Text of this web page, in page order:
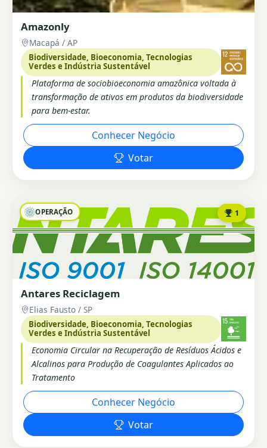
Amazonly
Macapá / AP
Biodiversidade, Bioeconomia, Tecnologias
Verdes e Indústria Sustentável
Plataforma de sociobioeconomia amazônica voltada à
transformação de ativos em produtos da biodiversidade
para bem-estar.
Conhecer Negócio
Votar
OPERAÇÃO 1
Antares Reciclagem
Elias Fausto / SP
Biodiversidade, Bioeconomia, Tecnologias
Verdes e Indústria Sustentável
Economia Circular na Recuperação de Resíduos Ácidos e
Alcalinos para Produção de Coagulantes Aplicados ao
Tratamento
Conhecer Negócio
Votar